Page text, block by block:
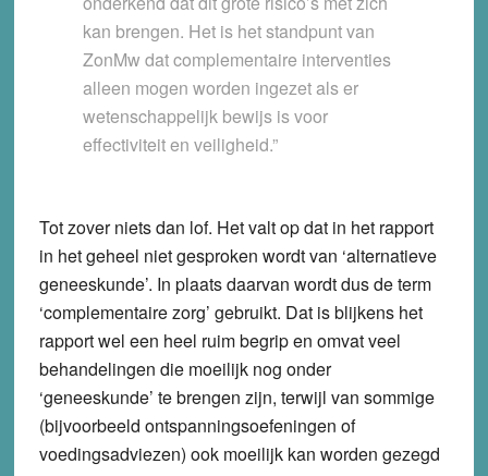
kan brengen. Het is het standpunt van
ZonMw dat complementaire interventies
alleen mogen worden ingezet als er
wetenschappelijk bewijs is voor
effectiviteit en veiligheid.”
Tot zover niets dan lof. Het valt op dat in het rapport
in het geheel niet gesproken wordt van ‘alternatieve
geneeskunde’. In plaats daarvan wordt dus de term
‘complementaire zorg’ gebruikt. Dat is blijkens het
rapport wel een heel ruim begrip en omvat veel
behandelingen die moeilijk nog onder
‘geneeskunde’ te brengen zijn, terwijl van sommige
(bijvoorbeeld ontspanningsoefeningen of
voedingsadviezen) ook moeilijk kan worden gezegd